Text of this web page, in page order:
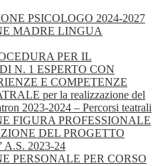
PSICOLOGO 2024-2027
MADRE LINGUA
PER IL
N. 1 ESPERTO CON
E COMPETENZE
per la realizzazione del
2023-2024 – Percorsi teatrali
FIGURA PROFESSIONALE
DEL PROGETTO
2023-24
PERSONALE PER CORSO